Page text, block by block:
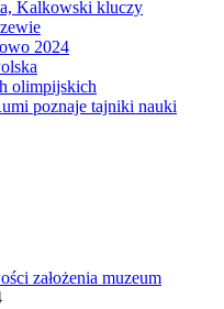
Kalkowski kluczy
2024
olimpijskich
poznaje tajniki nauki